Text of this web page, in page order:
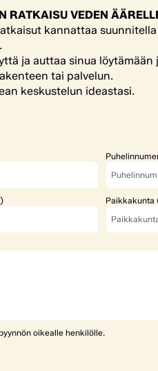
RATKAISU VEDEN
kannattaa suunnitella
ja auttaa sinua löytämään
tai palvelun.
keskustelun ideastasi.
Paikkakunta
oikealle henkilölle.